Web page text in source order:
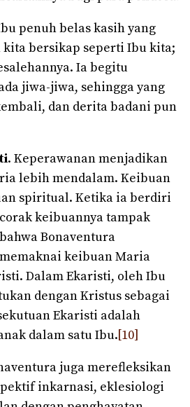
penuh belas kasih yang
bersikap seperti Ibu kita;
Ia begitu
jiwa-jiwa, sehingga yang
dan derita badani pun
. Keperawanan menjadikan
lebih mendalam. Keibuan
spiritual. Ketika ia berdiri
keibuannya tampak
Bonaventura
keibuan Maria
Dalam Ekaristi, oleh Ibu
dengan Kristus sebagai
Ekaristi adalah
dalam satu Ibu.[10]
juga merefleksikan
inkarnasi, eklesiologi